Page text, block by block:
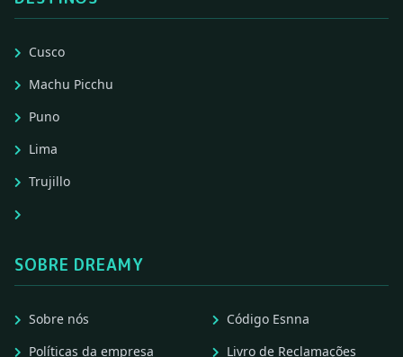
Cusco
Machu Picchu
Puno
Lima
Trujillo
SOBRE DREAMY
Sobre nós
Políticas da empresa
Código Esnna
Livro de Reclamações